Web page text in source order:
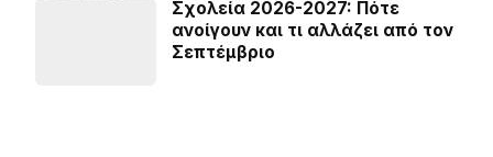
Σχολεία 2026-2027: Πότε
ανοίγουν και τι αλλάζει από τον
Σεπτέμβριο